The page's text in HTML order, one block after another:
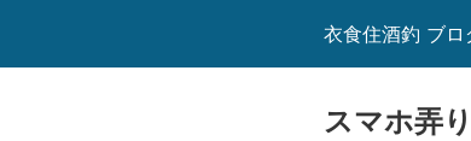
衣食住酒釣 ブロ
スマホ弄